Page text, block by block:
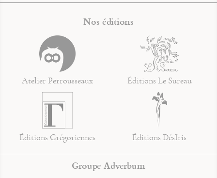
Nos éditions
Atelier Perrousseaux Éditions Le Sureau
Éditions Grégoriennes Éditions DésIris
Groupe Adverbum